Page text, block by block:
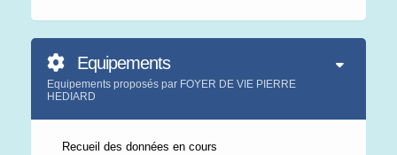
Equipements
Equipements proposés par FOYER DE VIE PIERRE
HEDIARD
Recueil des données en cours